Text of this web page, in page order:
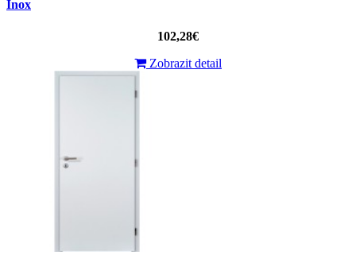
Inox
102,28€
Zobrazit detail